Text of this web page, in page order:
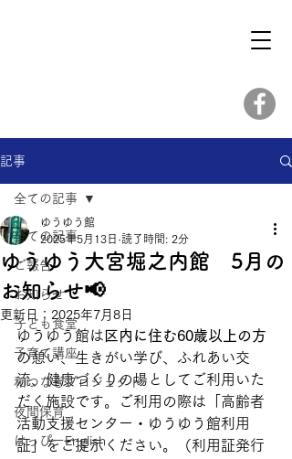
記事
全ての記事
ご報告
お知らせ
子ども食堂
子育て講座
和つなぎプロジェクト
夜間保育
はっぴーEnglish
全ての記事
ゆうゆう大宮堀之内館 5月の
お知らせ📢
ゆうゆう館
2025年5月13日 読了時間: 2分
更新日： 2025年7月8日
ゆうゆう館は 区内に住む60歳以上の方
の憩い、生きがい学び、ふれあい交
流、健康づくりの場としてご利用いた
だく施設です。ご利用の際は「高齢者
活動支援センター・ゆうゆう館利用
証」をご提示ください。（利用証発行